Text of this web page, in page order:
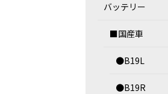
バッテリー
■国産車
●B19L
●B19R